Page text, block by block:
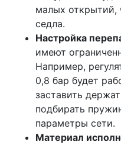
малых открытий,
седла.
Настройка
имеют
Например,
0,8 бар будет
заставить
подбирать
параметры сети.
Материал